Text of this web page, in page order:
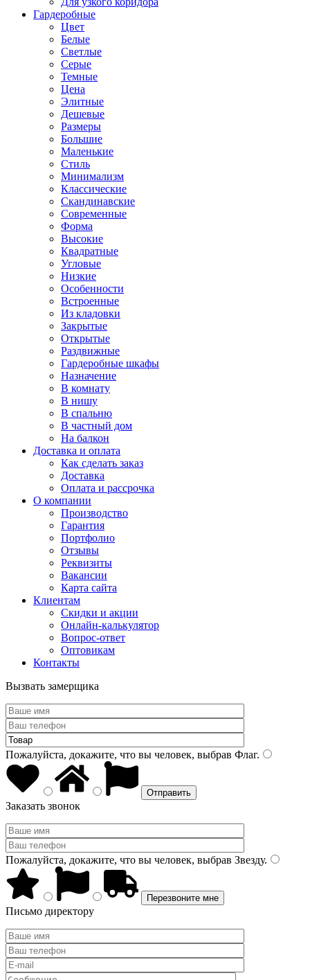
Гардеробные
Цвет
Белые
Светлые
Серые
Темные
Цена
Элитные
Дешевые
Размеры
Большие
Маленькие
Стиль
Минимализм
Классические
Скандинавские
Современные
Форма
Высокие
Квадратные
Угловые
Низкие
Особенности
Встроенные
Из кладовки
Закрытые
Открытые
Раздвижные
Гардеробные шкафы
Назначение
В комнату
В нишу
В спальню
В частный дом
На балкон
Доставка и оплата
Как сделать заказ
Доставка
Оплата и рассрочка
О компании
Производство
Гарантия
Портфолио
Отзывы
Реквизиты
Вакансии
Карта сайта
Клиентам
Скидки и акции
Онлайн-калькулятор
Вопрос-ответ
Оптовикам
Контакты
Вызвать замерщика
Пожалуйста, докажите, что вы человек, выбрав Флаг.
Заказать звонок
Пожалуйста, докажите, что вы человек, выбрав Звезду.
Письмо директору